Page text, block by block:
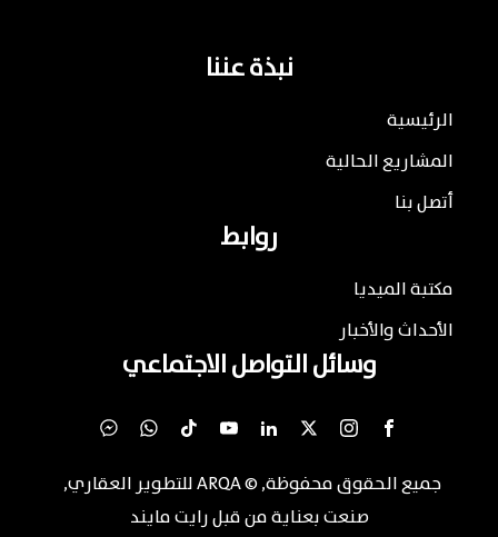
جميع الحقوق محفوظة, ©ARQA للتطوير العقاري
,
صنعت بعناية من قبلرايت مايند
نبذة عننا
الرئيسية
المشاريع الحالية
أتصل بنا
روابط
مكتبة الميديا
الأحداث والأخبار
وسائل التواصل الاجتماعي